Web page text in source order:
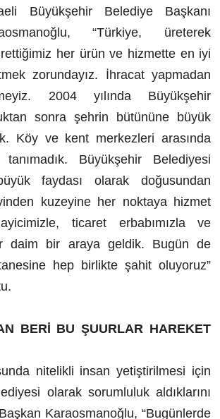
Büyükşehir Belediye Başkanı
“Türkiye, üreterek
her ürün ve hizmette en iyi
zorundayız. İhracat yapmadan
2004 yılında Büyükşehir
sonra şehrin bütününe büyük
Köy ve kent merkezleri arasında
tanımadık. Büyükşehir Belediyesi
faydası olarak doğusundan
kuzeyine her noktaya hizmet
ticaret erbabımızla ve
daim bir araya geldik. Bugün de
hep birlikte şahit oluyoruz”
BERİ BU ŞUURLAR HAREKET
nitelikli insan yetiştirilmesi için
olarak sorumluluk aldıklarını
Karaosmanoğlu, “Bugünlerde